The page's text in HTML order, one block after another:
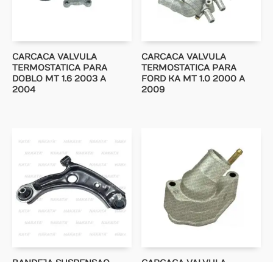
CARCACA VALVULA
TERMOSTATICA PARA
DOBLO MT 1.6 2003 A
2004
CARCACA VALVULA
TERMOSTATICA PARA
FORD KA MT 1.0 2000 A
2009